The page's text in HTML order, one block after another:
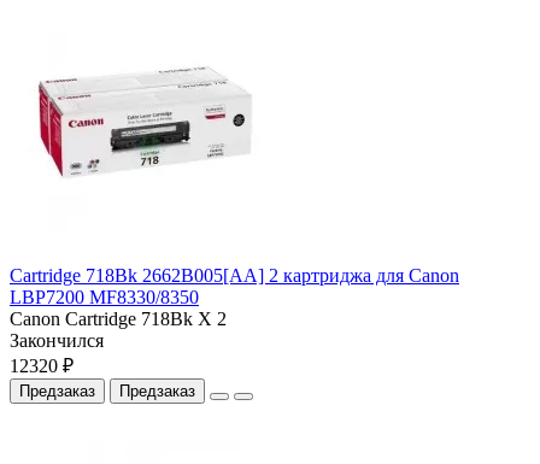
Cartridge 718Bk 2662B005[AA] 2 картриджа для Canon
LBP7200 MF8330/8350
Canon Cartridge 718Bk X 2
Закончился
12320 ₽
Предзаказ Предзаказ